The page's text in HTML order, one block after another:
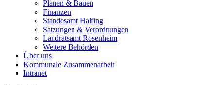
Planen & Bauen
Finanzen
Standesamt Halfing
Satzungen & Verordnungen
Landratsamt Rosenheim
Weitere Behörden
Über uns
Kommunale Zusammenarbeit
Intranet